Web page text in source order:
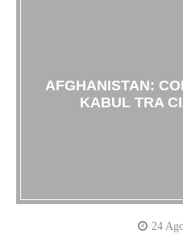
AFGHANISTAN:
KABUL TRA
24